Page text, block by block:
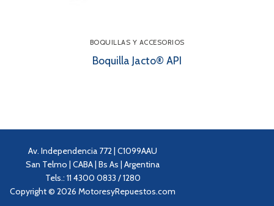
BOQUILLAS Y ACCESORIOS
Boquilla Jacto® API
Av. Independencia 772 | C1099AAU
San Telmo | CABA | Bs As | Argentina
Tels.: 11 4300 0833 / 1280
Copyright © 2026 MotoresyRepuestos.com